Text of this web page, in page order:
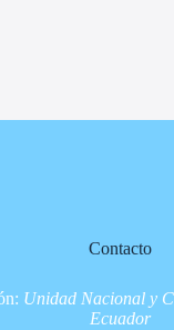
Contacto
Unidad Nacional y
Ecuador